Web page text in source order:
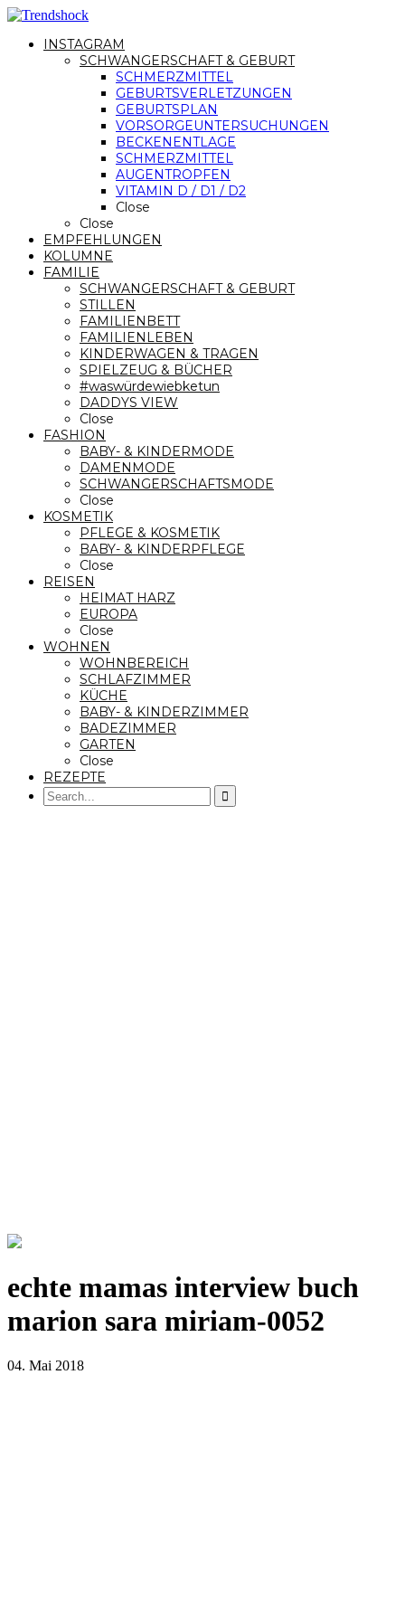
INSTAGRAM
SCHWANGERSCHAFT & GEBURT
SCHMERZMITTEL
GEBURTSVERLETZUNGEN
GEBURTSPLAN
VORSORGEUNTERSUCHUNGEN
BECKENENTLAGE
SCHMERZMITTEL
AUGENTROPFEN
VITAMIN D / D1 / D2
Close
Close
EMPFEHLUNGEN
KOLUMNE
FAMILIE
SCHWANGERSCHAFT & GEBURT
STILLEN
FAMILIENBETT
FAMILIENLEBEN
KINDERWAGEN & TRAGEN
SPIELZEUG & BÜCHER
#waswürdewiebketun
DADDYS VIEW
Close
FASHION
BABY- & KINDERMODE
DAMENMODE
SCHWANGERSCHAFTSMODE
Close
KOSMETIK
PFLEGE & KOSMETIK
BABY- & KINDERPFLEGE
Close
REISEN
HEIMAT HARZ
EUROPA
Close
WOHNEN
WOHNBEREICH
SCHLAFZIMMER
KÜCHE
BABY- & KINDERZIMMER
BADEZIMMER
GARTEN
Close
REZEPTE
echte mamas interview buch
marion sara miriam-0052
04. Mai 2018